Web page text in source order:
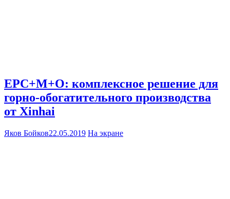
EPC+M+O: комплексное решение для
горно-обогатительного производства
от Xinhai
Яков Бойков22.05.2019 На экране